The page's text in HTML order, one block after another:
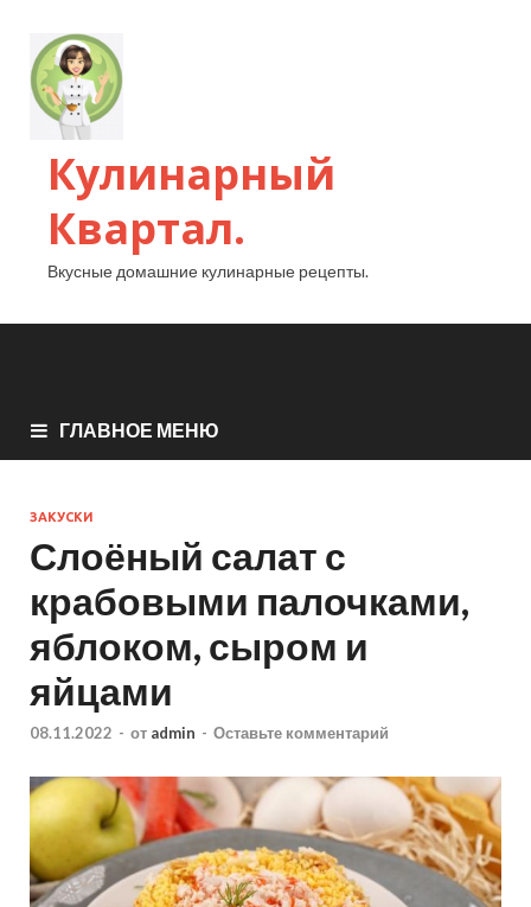
Кулинарный
Квартал.
Вкусные домашние кулинарные рецепты.
ГЛАВНОЕ МЕНЮ
ЗАКУСКИ
Слоёный салат с
крабовыми палочками,
яблоком, сыром и
яйцами
08.11.2022 - от admin - Оставьте комментарий